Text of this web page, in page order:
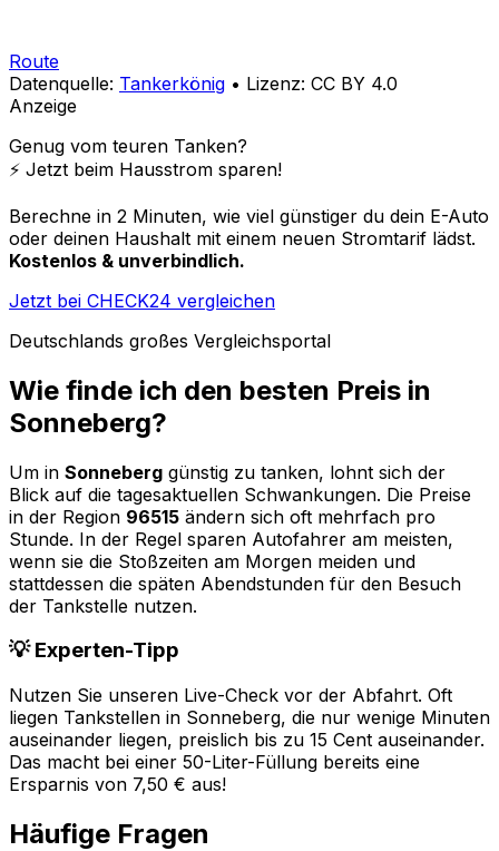
Route
Datenquelle: Tankerkönig • Lizenz: CC BY 4.0
Anzeige
Genug vom teuren Tanken?
⚡️ Jetzt beim Hausstrom sparen!
Berechne in 2 Minuten, wie viel günstiger du dein E-Auto
oder deinen Haushalt mit einem neuen Stromtarif lädst.
Kostenlos & unverbindlich.
Jetzt bei CHECK24 vergleichen
Deutschlands großes Vergleichsportal
Wie finde ich den besten Preis in
Sonneberg?
Um in Sonneberg günstig zu tanken, lohnt sich der
Blick auf die tagesaktuellen Schwankungen. Die Preise
in der Region 96515 ändern sich oft mehrfach pro
Stunde. In der Regel sparen Autofahrer am meisten,
wenn sie die Stoßzeiten am Morgen meiden und
stattdessen die späten Abendstunden für den Besuch
der Tankstelle nutzen.
💡 Experten-Tipp
Nutzen Sie unseren Live-Check vor der Abfahrt. Oft
liegen Tankstellen in Sonneberg, die nur wenige Minuten
auseinander liegen, preislich bis zu 15 Cent auseinander.
Das macht bei einer 50-Liter-Füllung bereits eine
Ersparnis von 7,50 € aus!
Häufige Fragen